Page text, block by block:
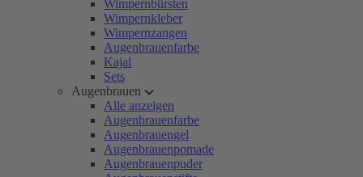
Wimpernbürsten
Wimpernkleber
Wimpernzangen
Augenbrauenfarbe
Kajal
Sets
Augenbrauen
Alle anzeigen
Augenbrauenfarbe
Augenbrauengel
Augenbrauenpomade
Augenbrauenpuder